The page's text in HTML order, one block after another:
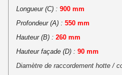
Longueur (C) : 900 mm
Profondeur (A) : 550 mm
Hauteur (B) : 260 mm
Hauteur façade (D) : 90 mm
Diamètre de raccordement hotte /